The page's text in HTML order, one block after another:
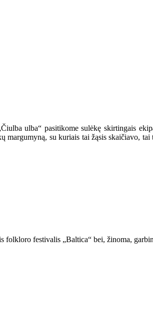
ulba“ pasitikome sulėkę skirtingais
su kuriais tai žąsis skaičiavo,
festivalis „Baltica“ bei, žinoma,